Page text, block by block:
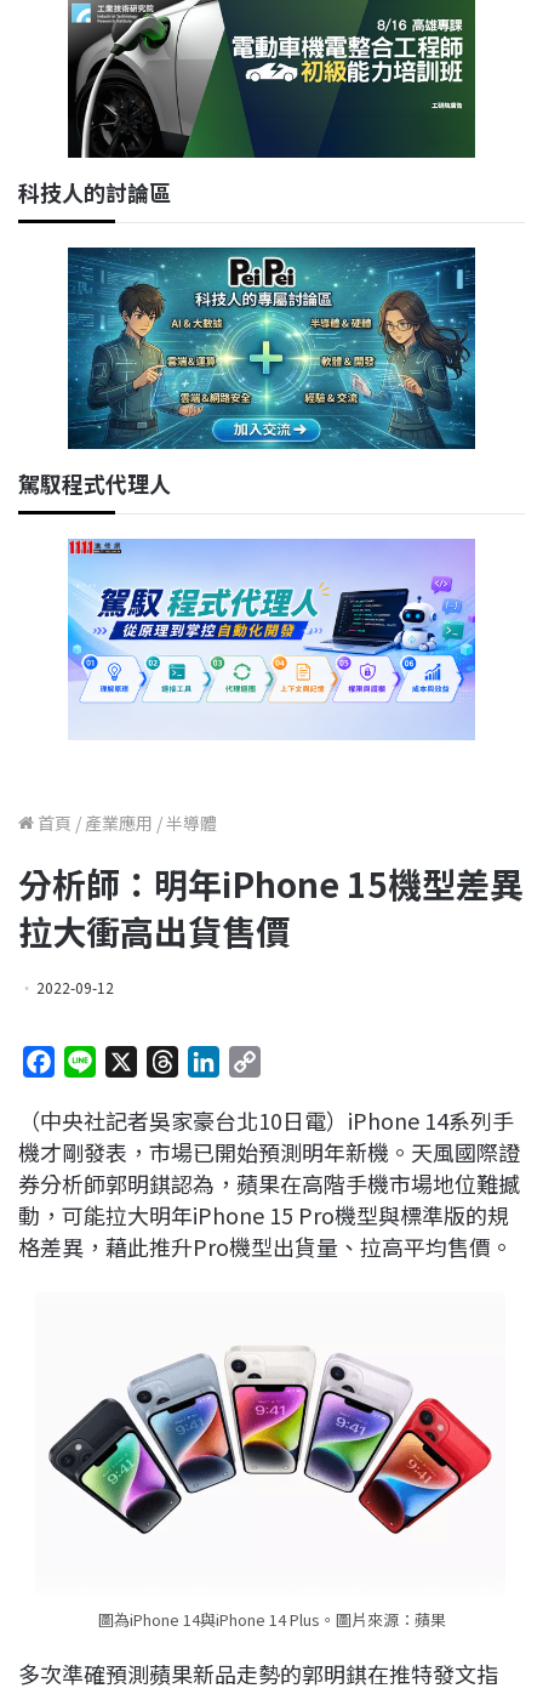
科技人的討論區
駕馭程式代理人